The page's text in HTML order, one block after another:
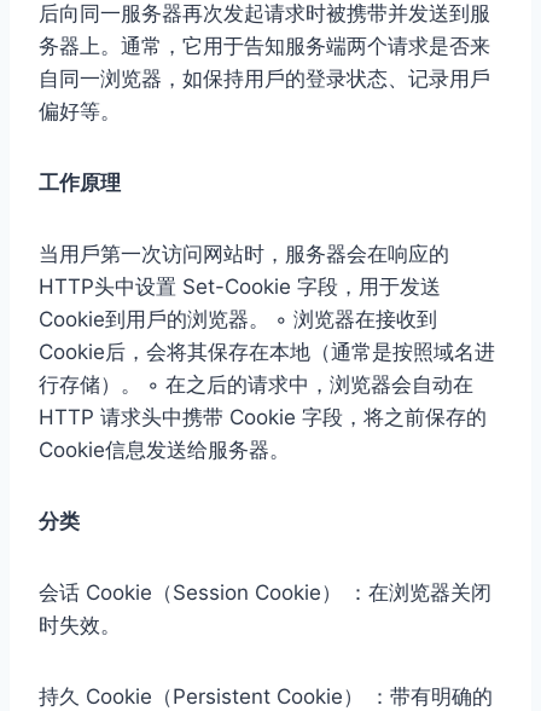
后向同⼀服务器再次发起请求时被携带并发送到服
务器上。通常，它⽤于告知服务端两个请求是否来
⾃同⼀浏览器，如保持⽤⼾的登录状态、记录⽤⼾
偏好等。
⼯作原理
当⽤⼾第⼀次访问⽹站时，服务器会在响应的
HTTP头中设置 Set-Cookie 字段，⽤于发送
Cookie到⽤⼾的浏览器。 ◦ 浏览器在接收到
Cookie后，会将其保存在本地（通常是按照域名进
⾏存储）。 ◦ 在之后的请求中，浏览器会⾃动在
HTTP 请求头中携带 Cookie 字段，将之前保存的
Cookie信息发送给服务器。
分类
会话 Cookie（Session Cookie） ：在浏览器关闭
时失效。
持久 Cookie（Persistent Cookie） ：带有明确的